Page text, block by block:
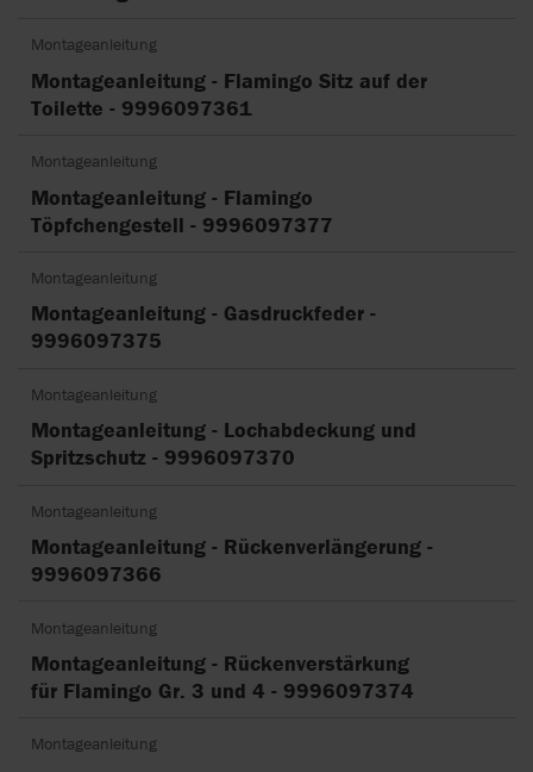
Montageanleitung
Montageanleitung - Flamingo Sitz auf der
Toilette - 9996097361
Montageanleitung
Montageanleitung - Flamingo
Töpfchengestell - 9996097377
Montageanleitung
Montageanleitung - Gasdruckfeder -
9996097375
Montageanleitung
Montageanleitung - Lochabdeckung und
Spritzschutz - 9996097370
Montageanleitung
Montageanleitung - Rückenverlängerung -
9996097366
Montageanleitung
Montageanleitung - Rückenverstärkung
für Flamingo Gr. 3 und 4 - 9996097374
Montageanleitung